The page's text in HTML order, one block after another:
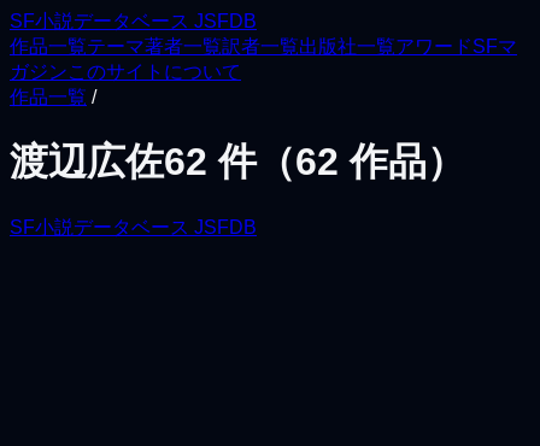
SF小説データベース JSFDB
作品一覧テーマ著者一覧訳者一覧出版社一覧アワードSFマ
ガジンこのサイトについて
作品一覧 /
渡辺広佐62 件（62 作品）
SF小説データベース JSFDB